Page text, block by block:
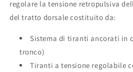
regolare la tensione retropulsiva
del tratto dorsale costituito da:
Sistema di tiranti ancorati in
tronco)
Tiranti a tensione regolabile